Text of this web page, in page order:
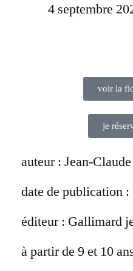
4 septembre
voir la
je
auteur : Jean-
date de publication :
éditeur : Gallimard
à partir de 9 et 10